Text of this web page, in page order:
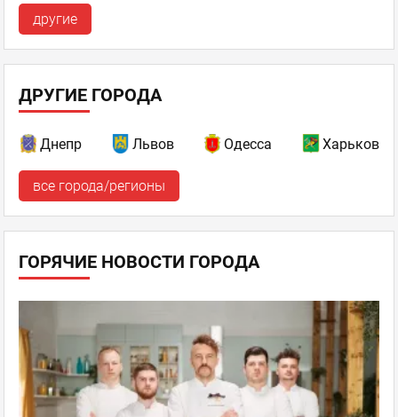
другие
ДРУГИЕ ГОРОДА
Днепр Львов Одесса Харьков
все города/регионы
ГОРЯЧИЕ НОВОСТИ ГОРОДА